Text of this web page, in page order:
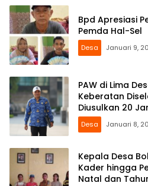
Bpd Apresiasi
Pemda Hal-Sel
Desa Januari 9,
PAW di Lima
Keberatan
Diusulkan 20
Desa Januari 8,
Kepala Desa
Kader hingga
Natal dan